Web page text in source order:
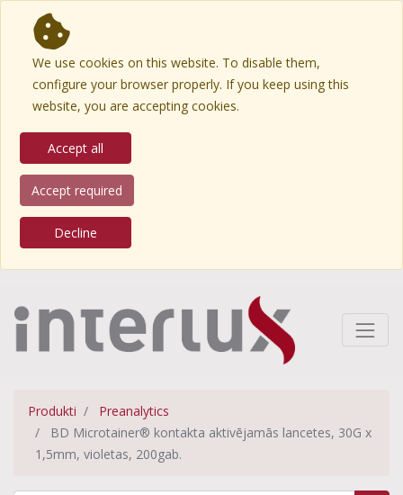
We use cookies on this website. To disable them,
configure your browser properly. If you keep using this
website, you are accepting cookies.
Accept all
Accept required
Decline
Produkti
Preanalytics
BD Microtainer® kontakta aktivējamās lancetes, 30G x
1,5mm, violetas, 200gab.